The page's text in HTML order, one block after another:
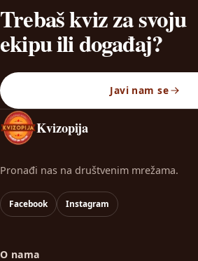
Trebaš kviz za svoju
ekipu ili događaj?
Javi nam se
Kvizopija
Pronađi nas na društvenim mrežama.
Facebook Instagram
O nama